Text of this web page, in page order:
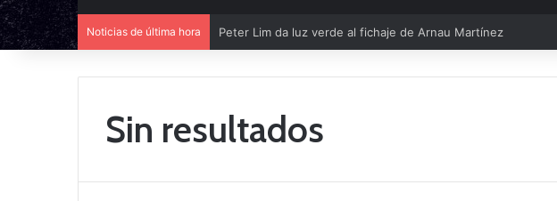
Noticias de última hora Peter Lim da luz verde al fichaje de Arnau Martínez
Sin resultados